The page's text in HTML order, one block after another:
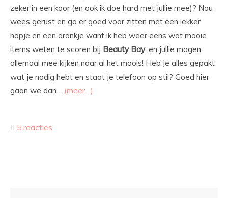
zeker in een koor (en ook ik doe hard met jullie mee)? Nou
wees gerust en ga er goed voor zitten met een lekker
hapje en een drankje want ik heb weer eens wat mooie
items weten te scoren bij Beauty Bay, en jullie mogen
allemaal mee kijken naar al het moois! Heb je alles gepakt
wat je nodig hebt en staat je telefoon op stil? Goed hier
gaan we dan… (meer…)
5 reacties